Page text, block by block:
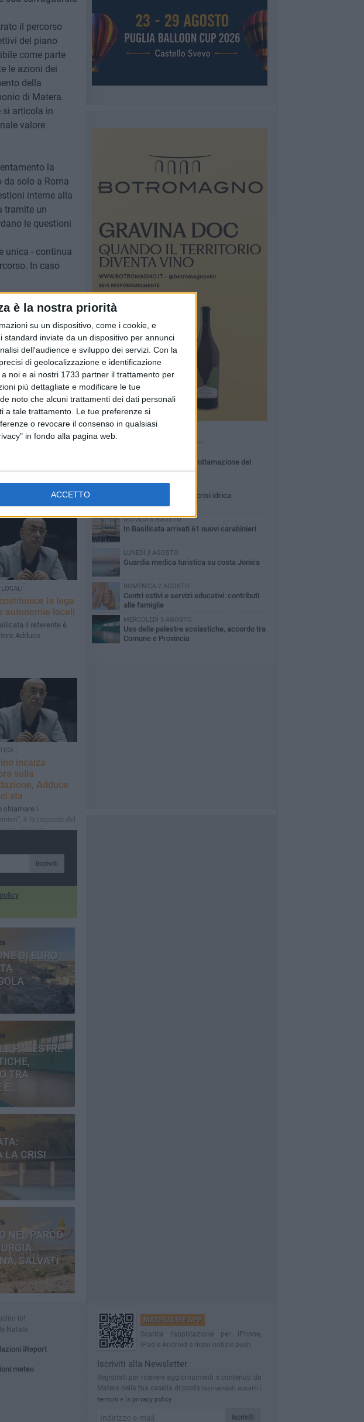
è la nostra priorità
su un dispositivo, come i cookie, e
inviate da un dispositivo per annunci
dell'audience e sviluppo dei servizi. Con la
di geolocalizzazione e identificazione
noi e ai nostri 1733 partner il trattamento per
più dettagliate e modificare le tue
noto che alcuni trattamenti dei dati personali
a tale trattamento. Le tue preferenze si
o revocare il consenso in qualsiasi
in fondo alla pagina web.
ACCETTO
il percorso
del piano
come parte
le azioni dei
della
di Matera.
si articola in
valore
la
solo a Roma
interne alla
tramite un
le questioni
unica - continua
In caso
la lega
autonomie locali
il referente è
Adduce
incalza
sulla
Adduce
sta
chiamare i
è la risposta del
dell'ente
Iscriviti
DI EURO
PALESTRE
TRA
E
LA CRISI
NEL PARCO
SALVATI
PIÙ LETTI QUESTA SETTIMANA
Basilicata: approvata rottamazione del
bollo auto
LUNEDÌ 3 AGOSTO
Basilicata: passata la crisi idrica
GIOVEDÌ 6 AGOSTO
In Basilicata arrivati 61 nuovi carabinieri
LUNEDÌ 3 AGOSTO
Guardia medica turistica su costa Jonica
DOMENICA 2 AGOSTO
Centri estivi e servizi educativi: contributi
alle famiglie
MERCOLEDÌ 5 AGOSTO
Uso delle palestre scolastiche, accordo tra
Comune e Provincia
io!
Natale
iReport
meteo
MATERALIFE APP
Scarica l'applicazione per iPhone,
iPad e Android e ricevi notizie push
Iscriviti alla Newsletter
Registrati per ricevere aggiornamenti e contenuti da
Matera nella tua casella di posta
Iscrivendoti accetti i
termini e la privacy policy
Iscriviti